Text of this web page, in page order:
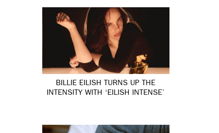
BILLIE EILISH TURNS UP THE
INTENSITY WITH ‘EILISH INTENSE’